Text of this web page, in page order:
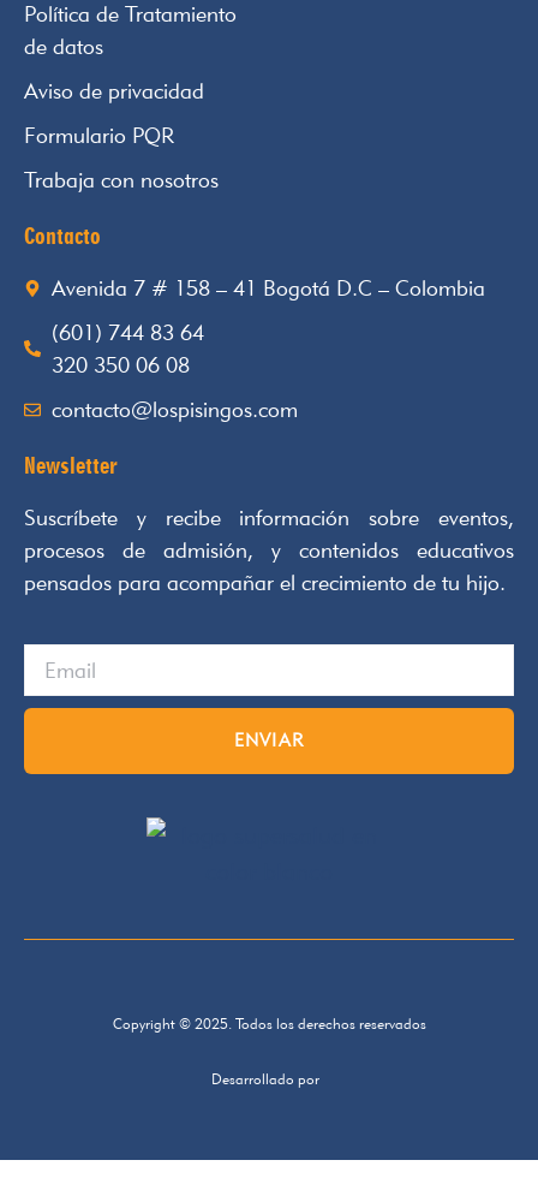
Política de Tratamiento
de datos
Aviso de privacidad
Formulario PQR
Trabaja con nosotros
Contacto
Avenida 7 # 158 – 41 Bogotá D.C – Colombia
(601) 744 83 64
320 350 06 08
contacto@lospisingos.com
Newsletter
Suscríbete y recibe información sobre eventos,
procesos de admisión, y contenidos educativos
pensados para acompañar el crecimiento de tu hijo.
ENVIAR
Copyright © 2025. Todos los derechos reservados
Desarrollado por